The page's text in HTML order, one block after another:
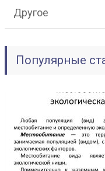
Другое
Популярные